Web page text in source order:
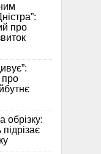
про
про
обрізку: